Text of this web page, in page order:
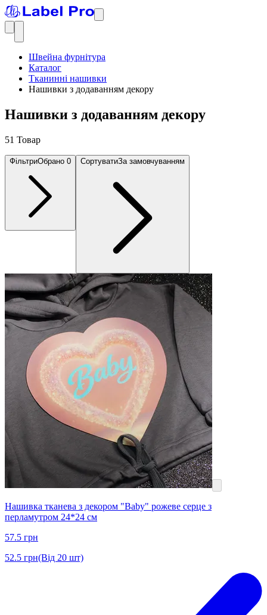
Швейна фурнітура
Каталог
Тканинні нашивки
Нашивки з додаванням декору
Нашивки з додаванням декору
51 Товар
ФільтриОбрано 0 СортуватиЗа замовчуванням
Нашивка тканева з декором "Baby" рожеве серце з
перламутром 24*24 см
57.5 грн
52.5 грн(Від 20 шт)